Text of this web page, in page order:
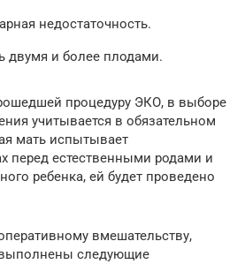
недостаточность.
двумя и более плодами.
процедуру ЭКО, в выборе
учитывается в обязательном
мать испытывает
перед естественными родами и
ребенка, ей будет проведено
вмешательству,
следующие